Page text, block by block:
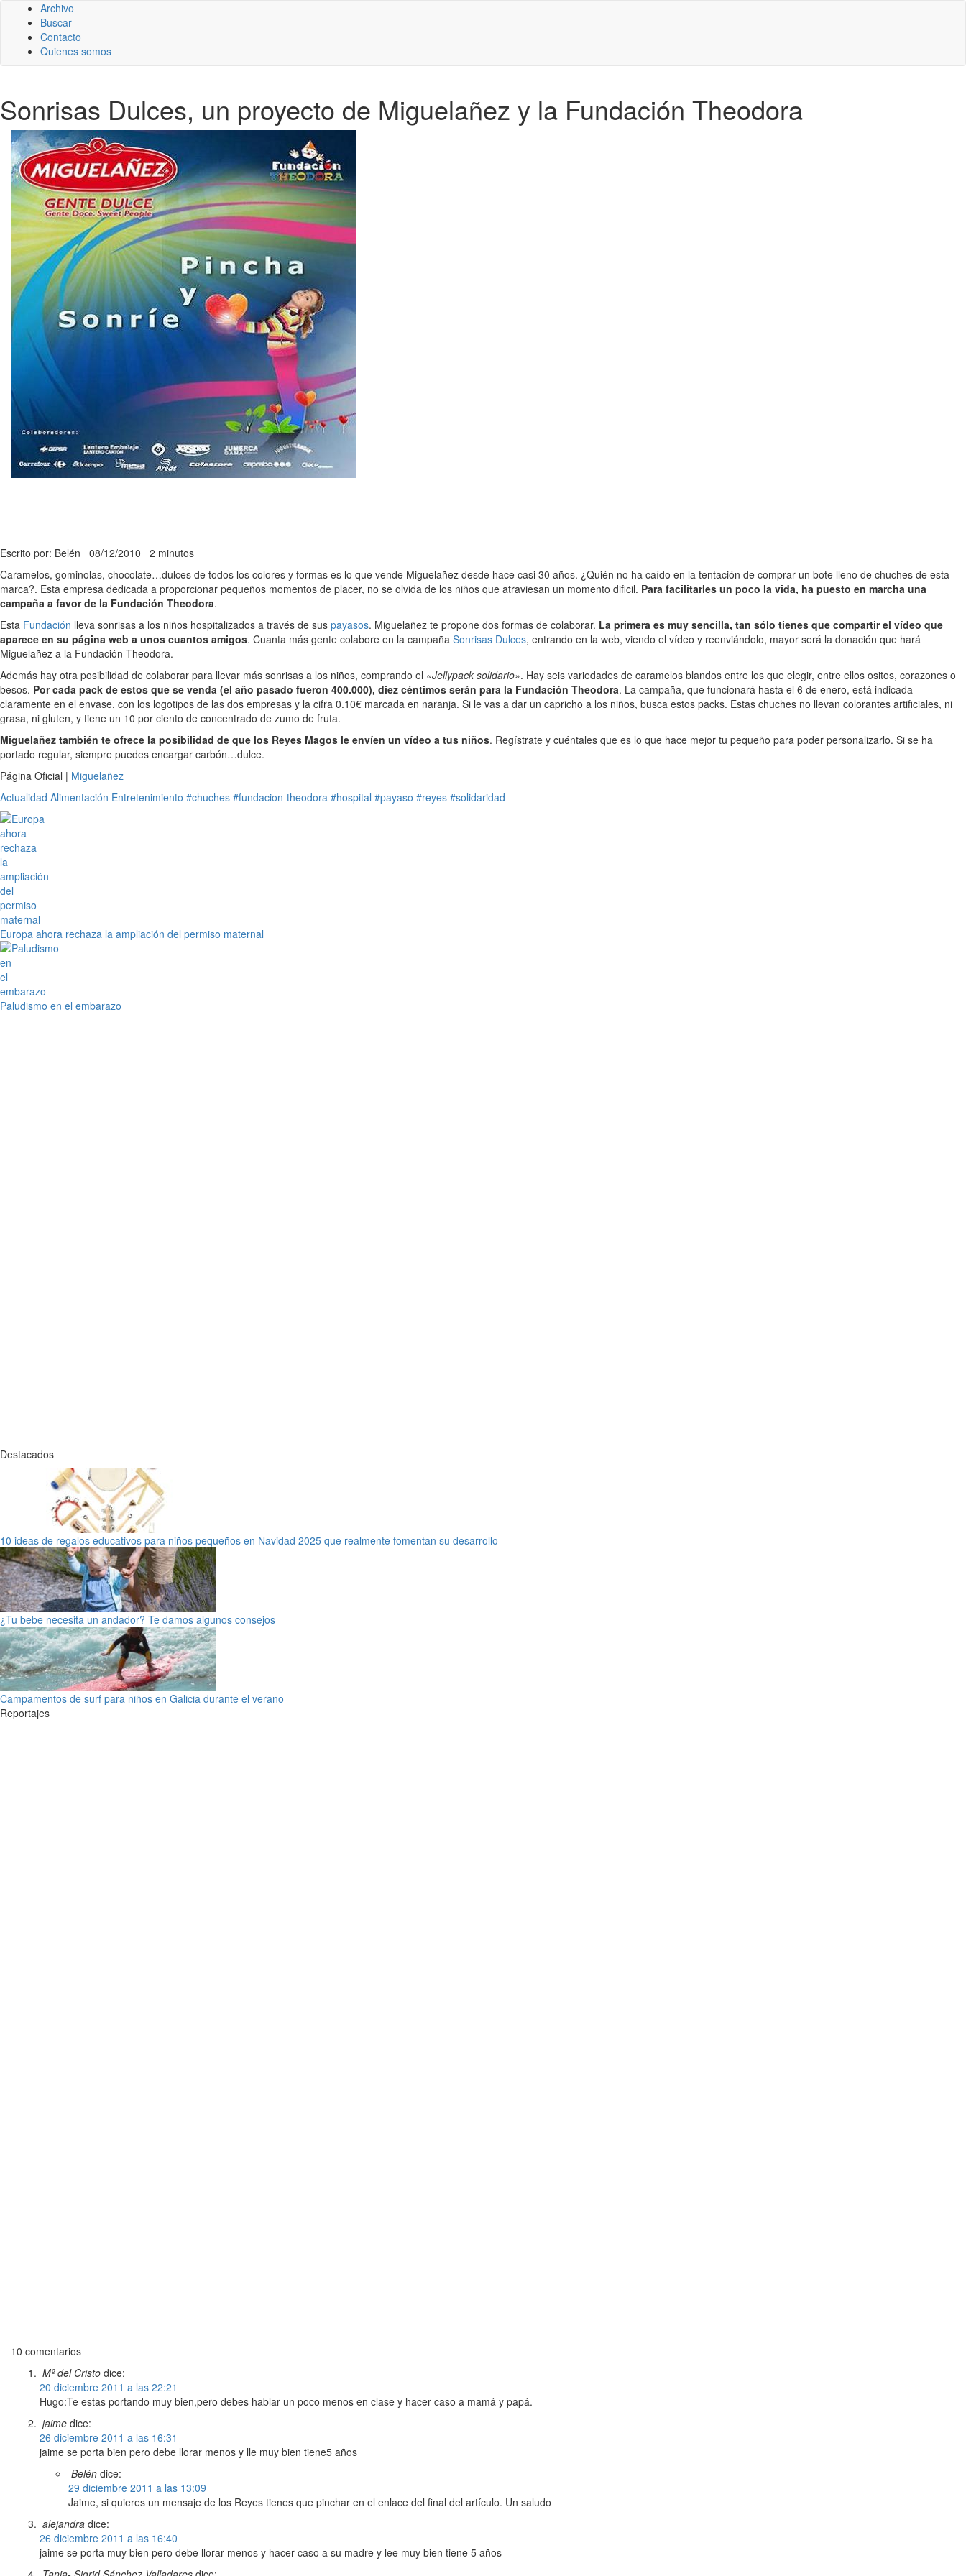
Archivo
Buscar
Contacto
Quienes somos
Sonrisas Dulces, un proyecto de Miguelañez y la Fundación Theodora
Escrito por: Belén 08/12/2010 2 minutos
Caramelos, gominolas, chocolate…dulces de todos los colores y formas es lo que vende Miguelañez desde hace casi 30 años. ¿Quién no ha caído en la tentación de comprar un bote lleno de chuches de esta
marca?. Esta empresa dedicada a proporcionar pequeños momentos de placer, no se olvida de los niños que atraviesan un momento dificil. Para facilitarles un poco la vida, ha puesto en marcha una
campaña a favor de la Fundación Theodora.
Esta Fundación lleva sonrisas a los niños hospitalizados a través de sus payasos. Miguelañez te propone dos formas de colaborar. La primera es muy sencilla, tan sólo tienes que compartir el vídeo que
aparece en su página web a unos cuantos amigos. Cuanta más gente colabore en la campaña Sonrisas Dulces, entrando en la web, viendo el vídeo y reenviándolo, mayor será la donación que hará
Miguelañez a la Fundación Theodora.
Además hay otra posibilidad de colaborar para llevar más sonrisas a los niños, comprando el «Jellypack solidario». Hay seis variedades de caramelos blandos entre los que elegir, entre ellos ositos, corazones o
besos. Por cada pack de estos que se venda (el año pasado fueron 400.000), diez céntimos serán para la Fundación Theodora. La campaña, que funcionará hasta el 6 de enero, está indicada
claramente en el envase, con los logotipos de las dos empresas y la cifra 0.10€ marcada en naranja. Si le vas a dar un capricho a los niños, busca estos packs. Estas chuches no llevan colorantes artificiales, ni
grasa, ni gluten, y tiene un 10 por ciento de concentrado de zumo de fruta.
Miguelañez también te ofrece la posibilidad de que los Reyes Magos le envíen un vídeo a tus niños. Regístrate y cuéntales que es lo que hace mejor tu pequeño para poder personalizarlo. Si se ha
portado regular, siempre puedes encargar carbón…dulce.
Página Oficial | Miguelañez
Actualidad Alimentación Entretenimiento #chuches #fundacion-theodora #hospital #payaso #reyes #solidaridad
Europa ahora rechaza la ampliación del permiso maternal
Paludismo en el embarazo
Destacados
10 ideas de regalos educativos para niños pequeños en Navidad 2025 que realmente fomentan su desarrollo
¿Tu bebe necesita un andador? Te damos algunos consejos
Campamentos de surf para niños en Galicia durante el verano
Reportajes
10 comentarios
Mº del Cristo dice:
20 diciembre 2011 a las 22:21
Hugo:Te estas portando muy bien,pero debes hablar un poco menos en clase y hacer caso a mamá y papá.
jaime dice:
26 diciembre 2011 a las 16:31
jaime se porta bien pero debe llorar menos y lle muy bien tiene5 años
Belén dice:
29 diciembre 2011 a las 13:09
Jaime, si quieres un mensaje de los Reyes tienes que pinchar en el enlace del final del artículo. Un saludo
alejandra dice:
26 diciembre 2011 a las 16:40
jaime se porta muy bien pero debe llorar menos y hacer caso a su madre y lee muy bien tiene 5 años